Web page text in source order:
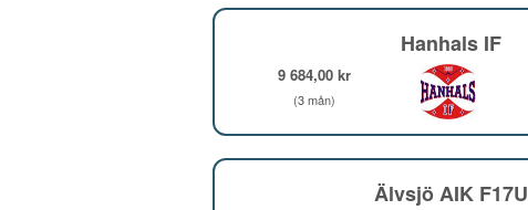
Hanhals IF
9 684,00 kr
(3 mån)
Älvsjö AIK F17U